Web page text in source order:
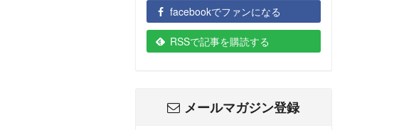
facebookでファンになる
RSSで記事を購読する
メールマガジン登録